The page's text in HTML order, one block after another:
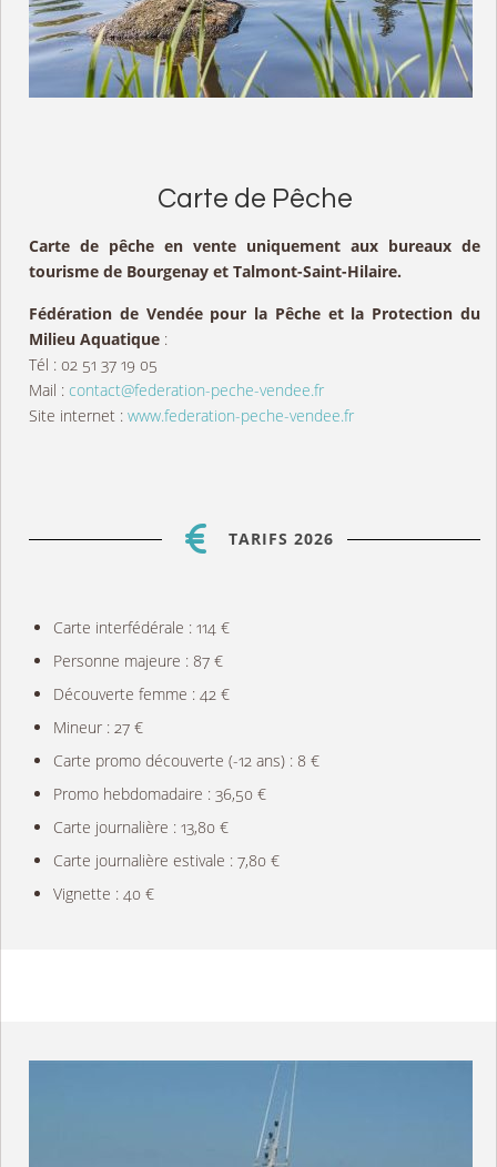
Carte de Pêche
Carte de pêche en vente uniquement aux bureaux de
tourisme de Bourgenay et Talmont-Saint-Hilaire.
Fédération de Vendée pour la Pêche et la Protection du
Milieu Aquatique :
Tél : 02 51 37 19 05
Mail : contact@federation-peche-vendee.fr
Site internet : www.federation-peche-vendee.fr
TARIFS 2026
Carte interfédérale : 114 €
Personne majeure : 87 €
Découverte femme : 42 €
Mineur : 27 €
Carte promo découverte (-12 ans) : 8 €
Promo hebdomadaire : 36,50 €
Carte journalière : 13,80 €
Carte journalière estivale : 7,80 €
Vignette : 40 €